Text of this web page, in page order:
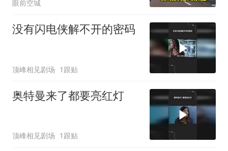
眼前空城
没有闪电侠解不开的密码
顶峰相见剧场 1跟贴
奥特曼来了都要亮红灯
顶峰相见剧场 1跟贴